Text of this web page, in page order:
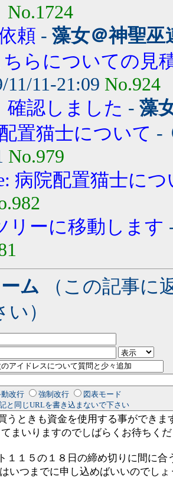
No.1724
頼 - 藻女＠神聖巫
ちらについての見
11/11-21:09 No.924
確認しました - 藻
置猫士について -
No.979
病院配置猫士に
リーに移動します
ム （この記事に
）
改行 強制改行
図表モード
と同じURLを書き込まないで下さい